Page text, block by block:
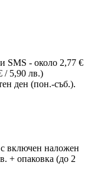
SMS - около 2,77 €
/ 5,90 лв.)
ден (пон.-съб.).
включен наложен
+ опаковка (до 2